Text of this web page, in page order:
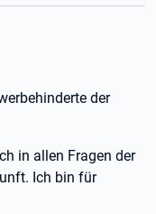
der
in allen Fragen der
Ich bin für